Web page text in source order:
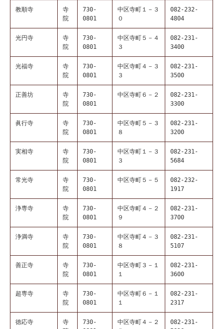
教順寺
寺
院
730-
0801
中区寺町１－３
０
082-232-
4804
光円寺
寺
院
730-
0801
中区寺町５－４
３
082-231-
3400
光福寺
寺
院
730-
0801
中区寺町４－３
３
082-231-
3500
正善坊
寺
院
730-
0801
中区寺町６－２
082-231-
3300
眞行寺
寺
院
730-
0801
中区寺町５－３
８
082-231-
3200
実相寺
寺
院
730-
0801
中区寺町１－３
３
082-231-
5684
常光寺
寺
院
730-
0801
中区寺町５－５
082-232-
1917
浄専寺
寺
院
730-
0801
中区寺町４－２
９
082-231-
3700
浄満寺
寺
院
730-
0801
中区寺町４－３
８
082-231-
5107
善正寺
寺
院
730-
0801
中区寺町３－１
１
082-231-
3600
超専寺
寺
院
730-
0801
中区寺町６－１
１
082-231-
2317
徳応寺
寺
730-
中区寺町４－２
082-231-